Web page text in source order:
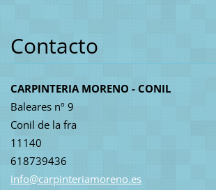
Contacto
CARPINTERIA MORENO - CONIL
Baleares nº 9
Conil de la fra
11140
618739436
info@carpinteriamoreno.es